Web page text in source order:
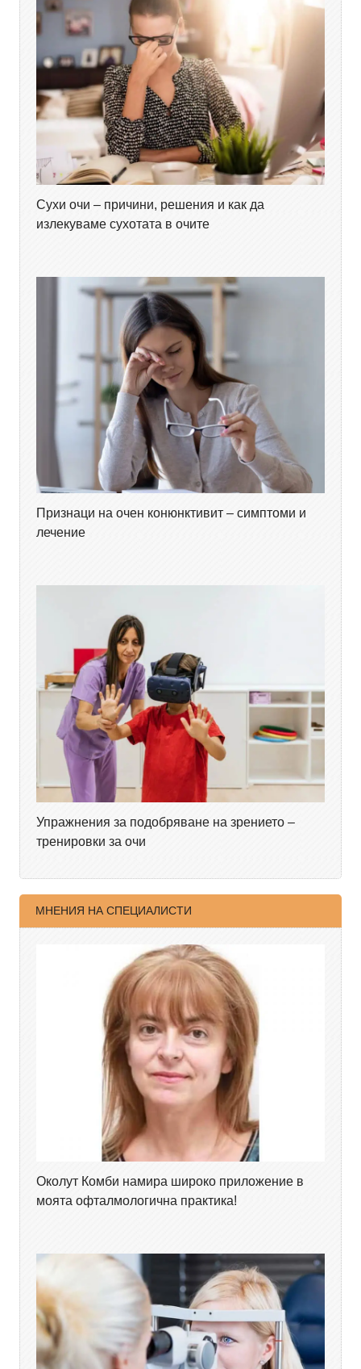
Сухи очи – причини, решения и как да
излекуваме сухотата в очите
Признаци на очен конюнктивит – симптоми и
лечение
Упражнения за подобряване на зрението –
тренировки за очи
МНЕНИЯ НА СПЕЦИАЛИСТИ
Околут Комби намира широко приложение в
моята офталмологична практика!